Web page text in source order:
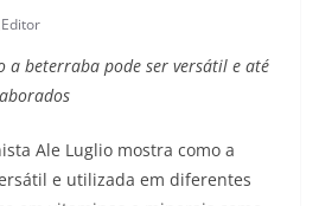
Editor
a beterraba pode ser versátil e até
Ale Luglio mostra como a
e utilizada em diferentes